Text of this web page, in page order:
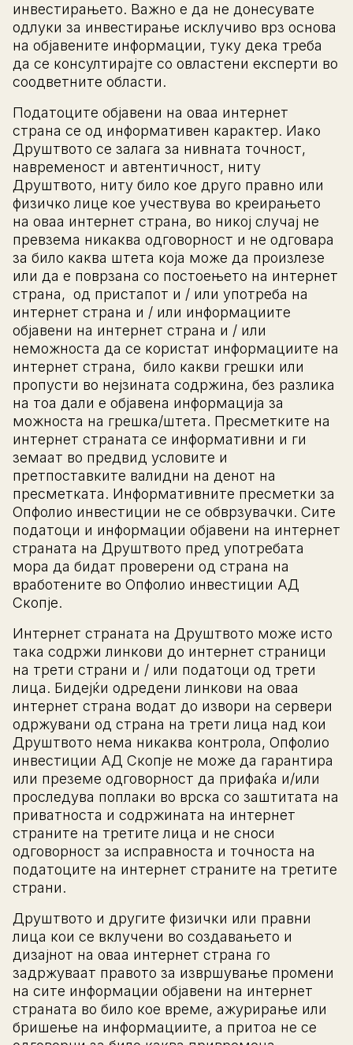
инвестирањето. Важно е да не донесувате
одлуки за инвестирање исклучиво врз основа
на објавените информации, туку дека треба
да се консултирајте со овластени експерти во
соодветните области.
Податоците објавени на оваа интернет
страна се од информативен карактер. Иако
Друштвото се залага за нивната точност,
навременост и автентичност, ниту
Друштвото, ниту било кое друго правно или
физичко лице кое учествува во креирањето
на оваа интернет страна, во никој случај не
превзема никаква одговорност и не одговара
за било каква штета која може да произлезе
или да е поврзана со постоењето на интернет
страна, од пристапот и / или употреба на
интернет страна и / или информациите
објавени на интернет страна и / или
неможноста да се користат информациите на
интернет страна, било какви грешки или
пропусти во нејзината содржина, без разлика
на тоа дали е објавена информација за
можноста на грешка/штета. Пресметките на
интернет страната се информативни и ги
земаат во предвид условите и
претпоставките валидни на денот на
пресметката. Информативните пресметки за
Опфолио инвестиции не се обврзувачки. Сите
податоци и информации објавени на интернет
страната на Друштвото пред употребата
мора да бидат проверени од страна на
вработените во Опфолио инвестиции АД
Скопје.
Интернет страната на Друштвото може исто
така содржи линкови до интернет страници
на трети страни и / или податоци од трети
лица. Бидејќи одредени линкови на оваа
интернет страна водат до извори на сервери
одржувани од страна на трети лица над кои
Друштвото нема никаква контрола, Опфолио
инвестиции АД Скопје не може да гарантира
или преземе одговорност да прифаќа и/или
проследува поплаки во врска со заштитата на
приватноста и содржината на интернет
страните на третите лица и не сноси
одговорност за исправноста и точноста на
податоците на интернет страните на третите
страни.
Друштвото и другите физички или правни
лица кои се вклучени во создавањето и
дизајнот на оваа интернет страна го
задржуваат правото за извршување промени
на сите информации објавени на интернет
страната во било кое време, ажурирање или
бришење на информациите, а притоа не се